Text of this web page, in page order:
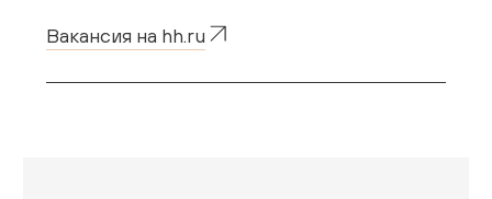
Дизайнерам
Вакансия на hh.ru